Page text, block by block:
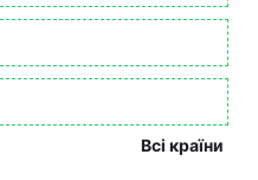
Всі країни